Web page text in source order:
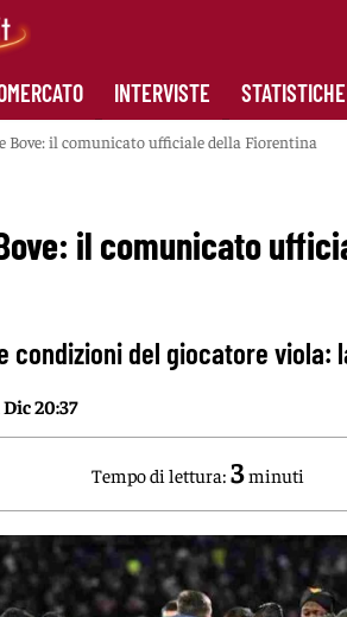
INTERVISTE STATISTICHE
Bove: il comunicato ufficiale della Fiorentina
il comunicato
condizioni del giocatore viola:
Dic 20:37
Tempo di lettura: 3minuti